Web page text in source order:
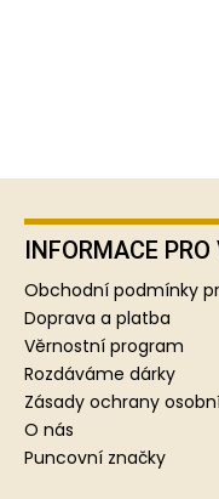
Z
INFORMACE PRO
Obchodní podmínky
Doprava a platba
Věrnostní program
Rozdáváme dárky
Zásady ochrany
O nás
Puncovní značky